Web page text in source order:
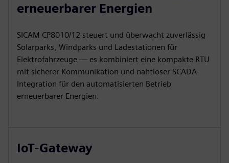
erneuerbarer Energien
SICAM CP8010/12 steuert und überwacht zuverlässig
Solarparks, Windparks und Ladestationen für
Elektrofahrzeuge — es kombiniert eine kompakte RTU
mit sicherer Kommunikation und nahtloser SCADA-
Integration für den automatisierten Betrieb
erneuerbarer Energien.
IoT-Gateway